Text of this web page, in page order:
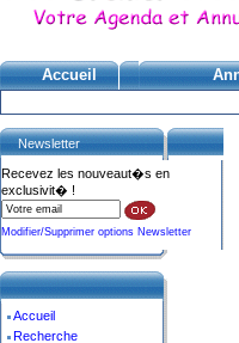
Accueil
Newsletter
Recevez les nouveaut�s en
exclusivit� !
Modifier/Supprimer options Newsletter
Accueil
Recherche